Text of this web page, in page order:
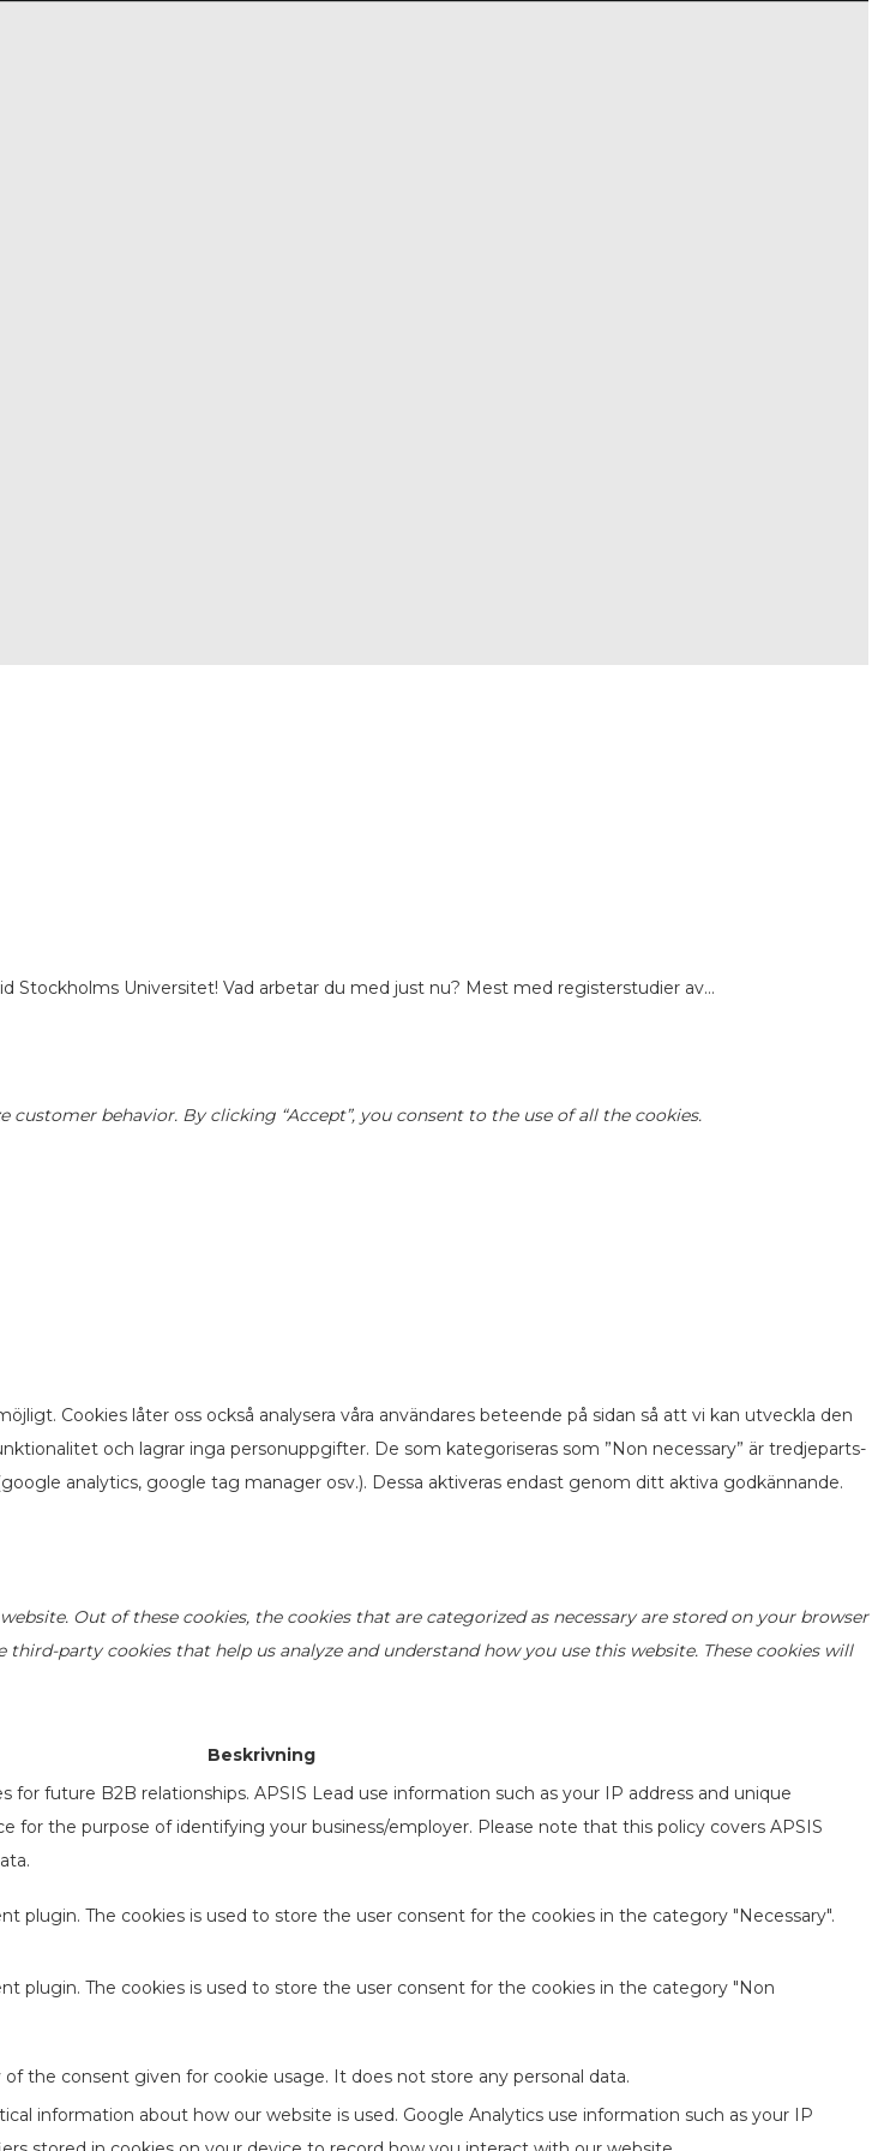
Stockholms Universitet! Vad arbetar du med just nu? Mest med registerstudier av…
behavior. By clicking “Accept”, you consent to the use of all the cookies.
Cookies låter oss också analysera våra användares beteende på sidan så att vi kan utveckla den
och lagrar inga personuppgifter. De som kategoriseras som ”Non necessary” är tredjeparts-
analytics, google tag manager osv.). Dessa aktiveras endast genom ditt aktiva godkännande.
Out of these cookies, the cookies that are categorized as necessary are stored on your browser
party cookies that help us analyze and understand how you use this website. These cookies will
Beskrivning
for future B2B relationships. APSIS Lead use information such as your IP address and unique
for the purpose of identifying your business/employer. Please note that this policy covers APSIS
plugin. The cookies is used to store the user consent for the cookies in the category "Necessary".
plugin. The cookies is used to store the user consent for the cookies in the category "Non
the consent given for cookie usage. It does not store any personal data.
information about how our website is used. Google Analytics use information such as your IP